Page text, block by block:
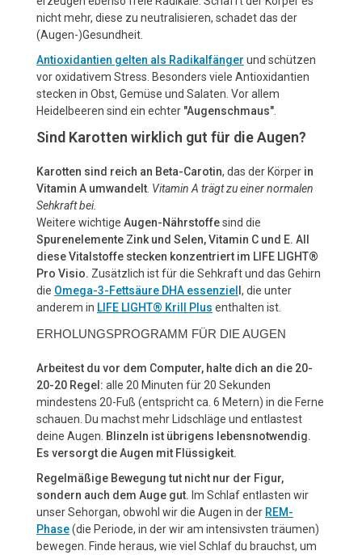
nicht mehr, diese zu neutralisieren, schadet das der
(Augen-)Gesundheit.
Antioxidantien gelten als Radikalfänger und schützen
vor oxidativem Stress. Besonders viele Antioxidantien
stecken in Obst, Gemüse und Salaten. Vor allem
Heidelbeeren sind ein echter "Augenschmaus"
Sind Karotten wirklich gut für die Augen?
Karotten sind reich an Beta-Carotin, das der Körper in
Vitamin A umwandelt Vitamin A trägt zu einer normalen
Sehkraft bei.
Weitere wichtige Augen-Nährstoffesind die
Spurenelemente Zink und Selen, Vitamin C und E. All
diese Vitalstoffe stecken konzentriert im LIFE LIGHT®
Pro Visio. Zusätzlich ist für die Sehkraft und das Gehirn
die Omega-3-Fettsäure DHA essenziel , die unter
anderem in LIFE LIGHT® Krill Plus enthalten ist.
ERHOLUNGSPROGRAMM FÜR DIE AUGEN
Arbeitest du vor dem Computer, halte dich an die 20-
20-20 Regel: alle 20 Minuten für 20 Sekunden
mindestens 20-Fuß (entspricht ca. 6 Metern) in die Ferne
schauen. Du machst mehr Lidschläge und entlastest
deine Augen. Blinzeln ist übrigens lebensnotwendig.
Es versorgt die Augen mit Flüssigkeit.
Regelmäßige Bewegung tut nicht nur der Figur,
sondern auch dem Auge gut. Im Schlaf entlasten wir
unser Sehorgan, obwohl wir die Augen in der REM-
Phase(die Periode, in der wir am intensivsten träumen)
bewegen. Finde heraus, wie viel Schlaf du brauchst, um